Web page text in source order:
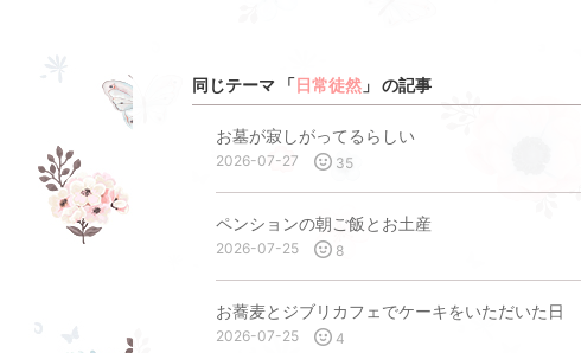
同じテーマ 「日常徒然 」 の記事
お墓が寂しがってるらしい
2026-07-27 35
ペンションの朝ご飯とお土産
2026-07-25 8
お蕎麦とジブリカフェでケーキをいただいた日
2026-07-25 4